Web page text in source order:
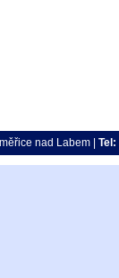
nad Labem | Tel: